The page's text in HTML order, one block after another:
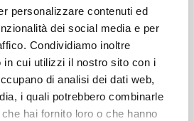
personalizzare contenuti ed
dei social media e per
Condividiamo inoltre
in cui utilizzi il nostro sito con i
di analisi dei dati web,
i quali potrebbero combinarle
hai fornito loro o che hanno